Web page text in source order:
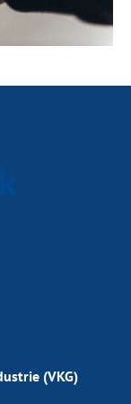
(VKG)